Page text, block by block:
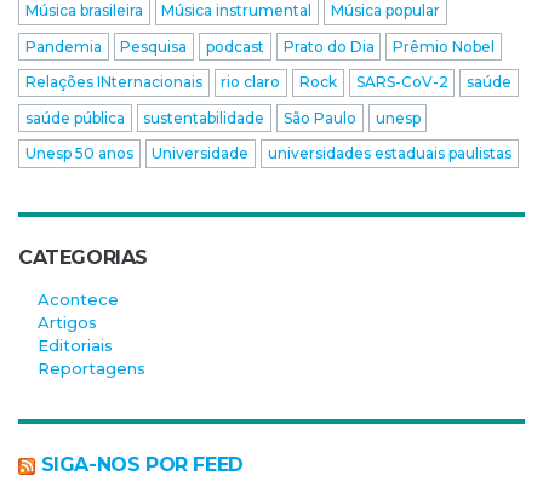
Música brasileira
Música instrumental
Música popular
Pandemia
Pesquisa podcast Prato do Dia
Prêmio Nobel
Relações INternacionais
rio claro Rock SARS-CoV-2
saúde
saúde pública
sustentabilidade São Paulo
unesp
Unesp 50 anos
Universidade universidades estaduais paulistas
CATEGORIAS
Acontece
Artigos
Editoriais
Reportagens
SIGA-NOS POR FEED